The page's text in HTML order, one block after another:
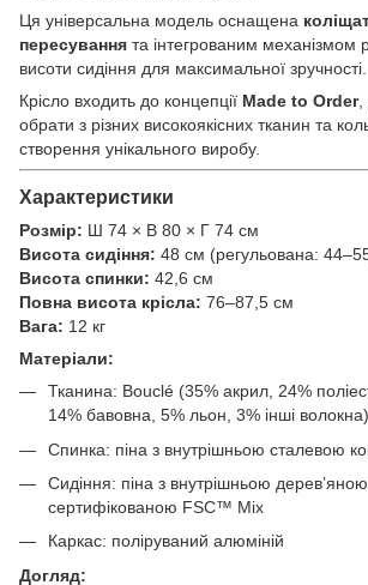
Ця універсальна модель оснащена
пересування та інтегрованим механізмом
висоти сидіння для максимальної зручності.
Крісло входить до концепції Made to Order,
обрати з різних високоякісних тканин та
створення унікального виробу.
Характеристики
Розмір: Ш 74 × В 80 × Г 74 см
Висота сидіння: 48 см (регульована:
Висота спинки: 42,6 см
Повна висота крісла: 76–87,5 см
Вага: 12 кг
Матеріали:
Тканина: Bouclé (35% акрил, 24%
14% бавовна, 5% льон, 3% інші волокна)
Спинка: піна з внутрішньою сталевою
Сидіння: піна з внутрішньою дерев’яною
сертифікованою FSC™ Mix
Каркас: поліруваний алюміній
Догляд: